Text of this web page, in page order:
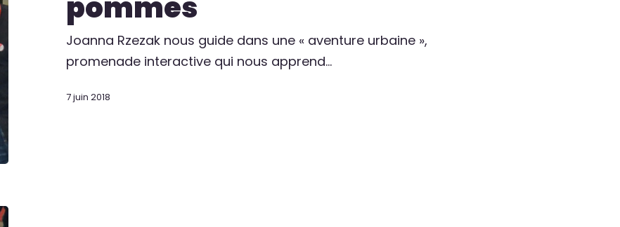
Joanna Rzezak nous guide dans une « aventure urbaine »,
promenade interactive qui nous apprend…
7 juin 2018